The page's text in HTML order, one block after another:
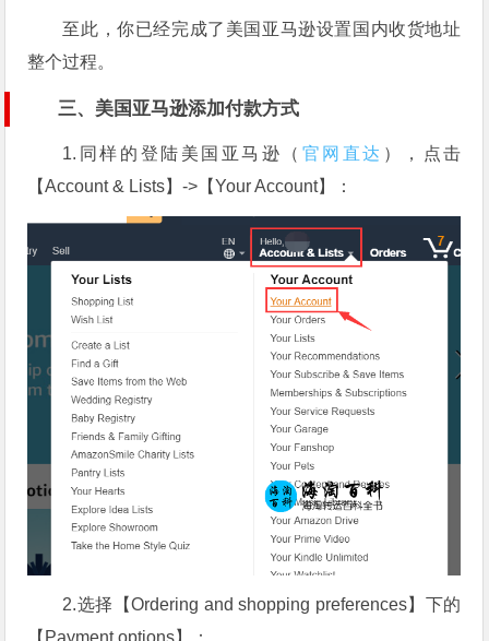
至此，你已经完成了美国亚马逊设置国内收货地址
整个过程。
三、美国亚马逊添加付款方式
1.同样的登陆美国亚马逊（ 官网直达 ），点击
【Account & Lists】->【Your Account】：
2.选择【Ordering and shopping preferences】下的